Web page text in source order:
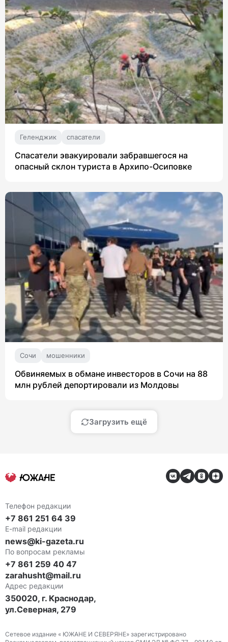
Геленджик спасатели
Спасатели эвакуировали забравшегося на
опасный склон туриста в Архипо-Осиповке
Сочи мошенники
Обвиняемых в обмане инвесторов в Сочи на 88
млн рублей депортировали из Молдовы
Загрузить ещё
Телефон редакции
+7 861 251 64 39
E-mail редакции
news@ki-gazeta.ru
По вопросам рекламы
+7 861 259 40 47
zarahusht@mail.ru
Адрес редакции
350020, г. Краснодар,
ул.Северная, 279
Сетевое издание « ЮЖАНЕ И СЕВЕРЯНЕ» зарегистрировано